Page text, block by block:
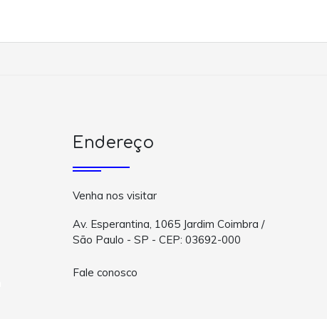
Endereço
Venha nos visitar
Av. Esperantina, 1065 Jardim Coimbra /
São Paulo - SP - CEP: 03692-000
Fale conosco